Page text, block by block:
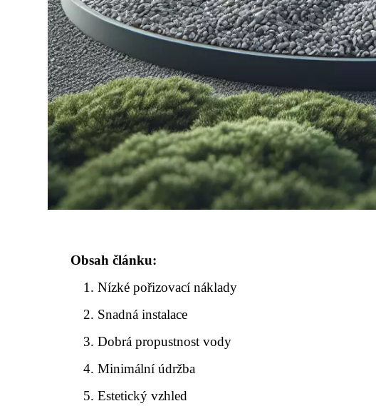
Obsah článku:
Nízké pořizovací náklady
Snadná instalace
Dobrá propustnost vody
Minimální údržba
Estetický vzhled